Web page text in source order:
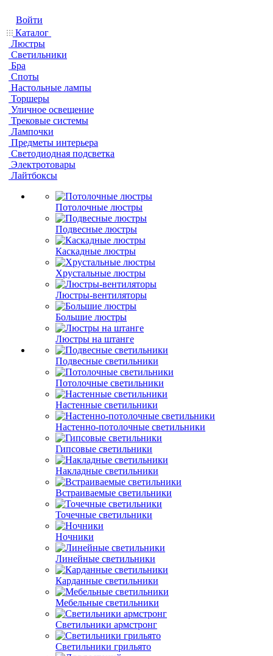
Войти
Каталог
Люстры
Светильники
Бра
Споты
Настольные лампы
Торшеры
Уличное освещение
Трековые системы
Лампочки
Предметы интерьера
Светодиодная подсветка
Электротовары
Лайтбоксы
Потолочные люстры
Подвесные люстры
Каскадные люстры
Хрустальные люстры
Люстры-вентиляторы
Большие люстры
Люстры на штанге
Подвесные светильники
Потолочные светильники
Настенные светильники
Настенно-потолочные светильники
Гипсовые светильники
Накладные светильники
Встраиваемые светильники
Точечные светильники
Ночники
Линейные светильники
Карданные светильники
Мебельные светильники
Светильники армстронг
Светильники грильято